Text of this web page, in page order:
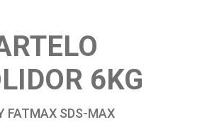
6KG
FATMAX SDS-MAX